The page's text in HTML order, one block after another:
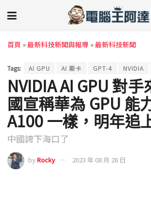
首頁 »最新科技新聞與報導 »最新科技新聞
Tags: AI GPU AI 顯卡 GPT-4 NVIDIA
NVIDIA AI GPU 對
國宣稱華為 GPU 能
A100 一樣，明年追
中國誇下海口了
byRocky 2023 年 08 月 28 日